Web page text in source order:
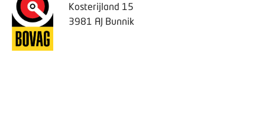
Kosterijland 15
3981 AJ Bunnik